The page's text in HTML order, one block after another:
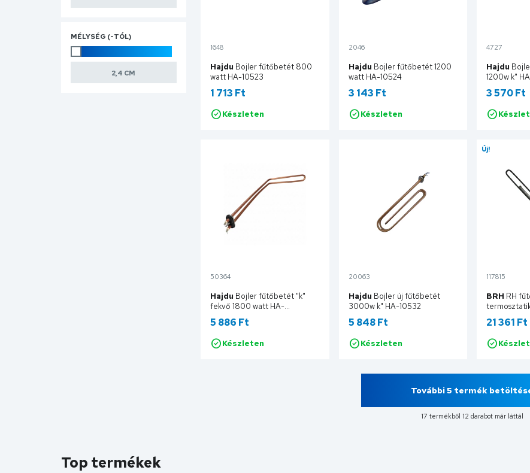
1648
Hajdu Bojler fűtőbetét 800
watt HA-10523
1 713 Ft
Készleten
Kosárba
2046
Hajdu Bojler fűtőbetét 1200
watt HA-10524
3 143 Ft
Készleten
Kosárba
4727
Hajdu
1200w k"
3 570 Ft
50364
Hajdu Bojler fűtőbetét "k"
fekvő 1800 watt HA-
FB1800WE
5 886 Ft
Készleten
Kosárba
20063
Hajdu Bojler új fűtőbetét
3000w k" HA-10532
5 848 Ft
Készleten
Kosárba
Új!
117815
BRH RH
(1~ 230V/
benyúlással
21 361 Ft
További 5 termék
17 termékből 12 darabot már láttál
MÉLYSÉG (-TÓL)
Top termékek